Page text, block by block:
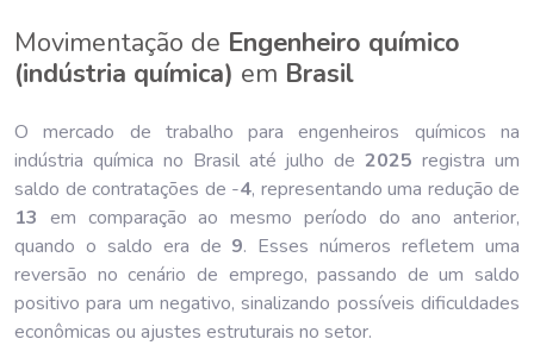
Movimentação de Engenheiro químico
(indústria química) em Brasil
O mercado de trabalho para engenheiros químicos na
indústria química no Brasil até julho de2025 registra um
saldo de contratações de -4, representando uma redução de
13 em comparação ao mesmo período do ano anterior,
quando o saldo era de 9. Esses números refletem uma
reversão no cenário de emprego, passando de um saldo
positivo para um negativo, sinalizando possíveis dificuldades
econômicas ou ajustes estruturais no setor.